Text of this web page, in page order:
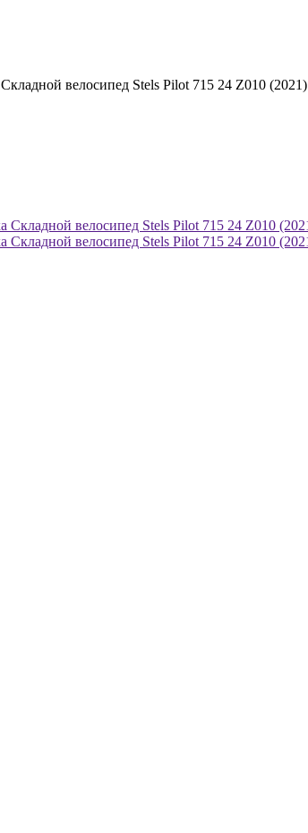
Складной велосипед Stels Pilot 715 24 Z010 (2021)